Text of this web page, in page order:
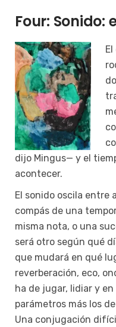
Four: Sonido:
dijo Mingus— y el
acontecer.
El sonido oscila entre
compás de una
misma nota, o una
será otro según qué
que mudará en qué
reverberación, eco,
ha de jugar, lidiar y
parámetros más los
Una conjugación